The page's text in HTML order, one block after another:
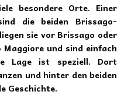
besondere Orte. Einer
die beiden Brissago-
sie vor Brissago oder
und sind einfach
Lage ist speziell. Dort
und hinter den beiden
Geschichte.